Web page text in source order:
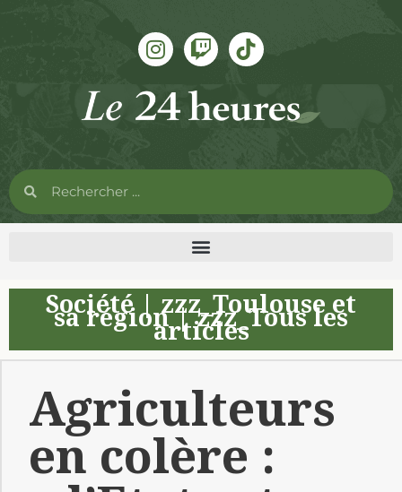
Société|zzz_Toulouse et
sa région|zzz_Tous les
articles
Agriculteurs
en colère :